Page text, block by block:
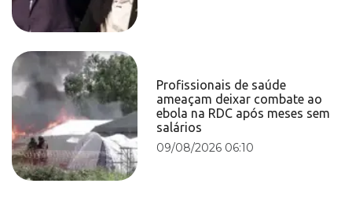
Profissionais de saúde
ameaçam deixar combate ao
ebola na RDC após meses sem
salários
09/08/2026 06:10